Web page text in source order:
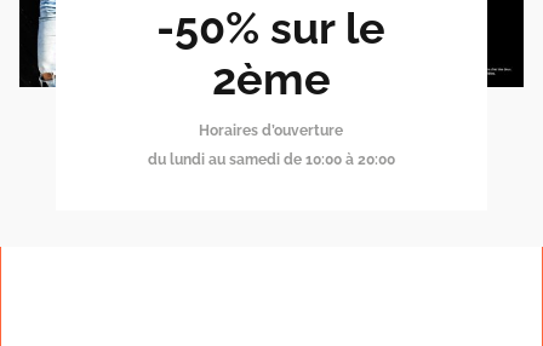
-50% sur le
2ème
Horaires d’ouverture
du lundi au samedi de 10:00 à 20:00